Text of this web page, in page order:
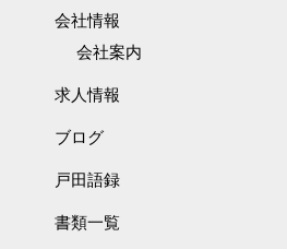
会社情報
会社案内
求人情報
ブログ
戸田語録
書類一覧